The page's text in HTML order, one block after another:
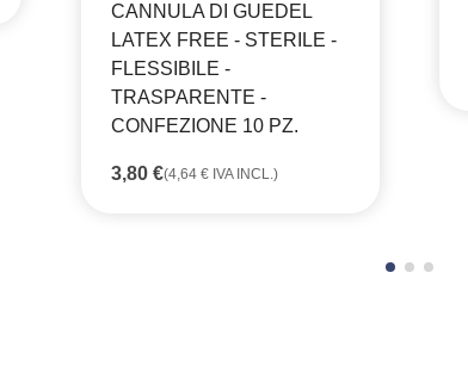
CANNULA DI GUEDEL
LATEX FREE - STERILE -
FLESSIBILE -
TRASPARENTE -
CONFEZIONE 10 PZ.
3,80 €(4,64 € IVA INCL.)